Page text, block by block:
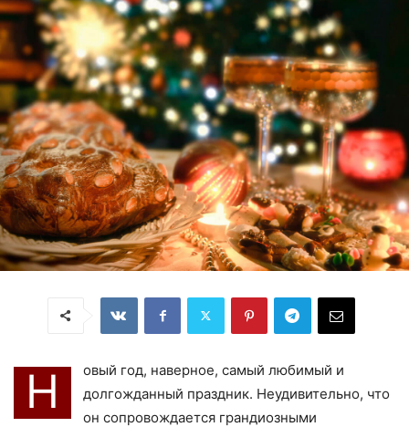
Н
овый год, наверное, самый любимый и
долгожданный праздник. Неудивительно, что
он сопровождается грандиозными